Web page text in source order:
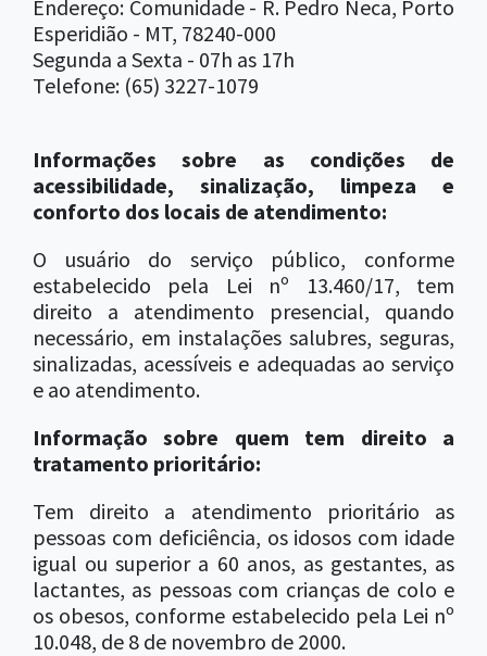
Endereço: Comunidade - R. Pedro Neca, Porto
Esperidião - MT, 78240-000
Segunda a Sexta - 07h as 17h
Telefone: (65) 3227-1079
Informações sobre as condições de
acessibilidade, sinalização, limpeza e
conforto dos locais de atendimento:
O usuário do serviço público, conforme
estabelecido pela Lei nº 13.460/17, tem
direito a atendimento presencial, quando
necessário, em instalações salubres, seguras,
sinalizadas, acessíveis e adequadas ao serviço
e ao atendimento.
Informação sobre quem tem direito a
tratamento prioritário:
Tem direito a atendimento prioritário as
pessoas com deficiência, os idosos com idade
igual ou superior a 60 anos, as gestantes, as
lactantes, as pessoas com crianças de colo e
os obesos, conforme estabelecido pela Lei nº
10.048, de 8 de novembro de 2000.